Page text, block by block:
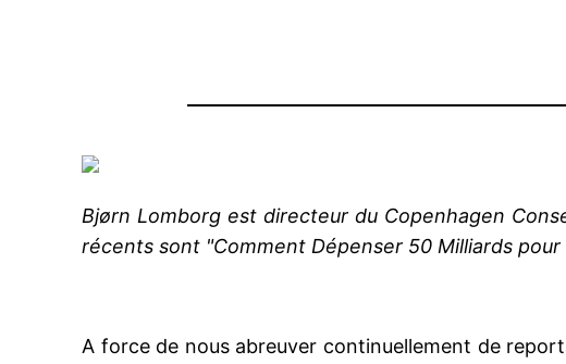
Bjørn Lomborg est directeur du Copenhagen
récents sont "Comment Dépenser 50 Milliards
A force de nous abreuver continuellement de